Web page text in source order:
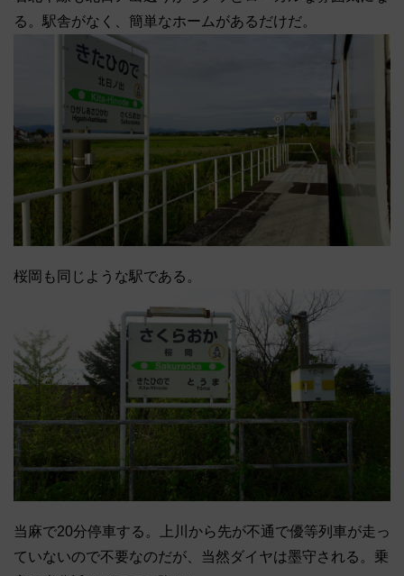
る。駅舎がなく、簡単なホームがあるだけだ。
桜岡も同じような駅である。
当麻で20分停車する。上川から先が不通で優等列車が走っ
ていないので不要なのだが、当然ダイヤは墨守される。乗